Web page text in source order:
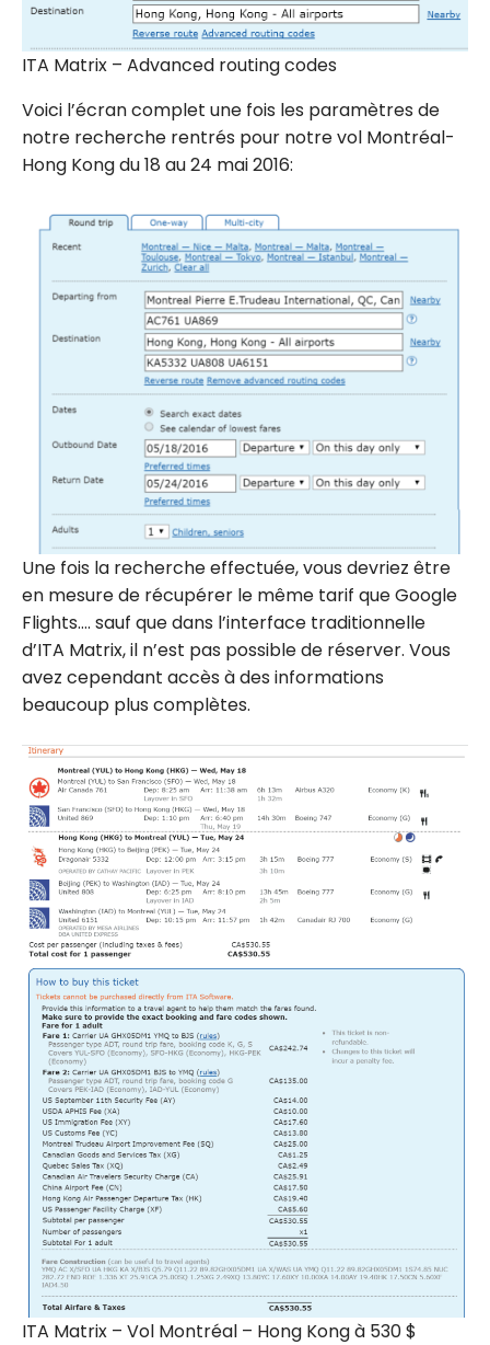
ITA Matrix – Advanced routing codes
Voici l’écran complet une fois les paramètres de
notre recherche rentrés pour notre vol Montréal-
Hong Kong du 18 au 24 mai 2016:
Une fois la recherche effectuée, vous devriez être
en mesure de récupérer le même tarif que Google
Flights…. sauf que dans l’interface traditionnelle
d’ITA Matrix, il n’est pas possible de réserver. Vous
avez cependant accès à des informations
beaucoup plus complètes.
ITA Matrix – Vol Montréal – Hong Kong à 530 $